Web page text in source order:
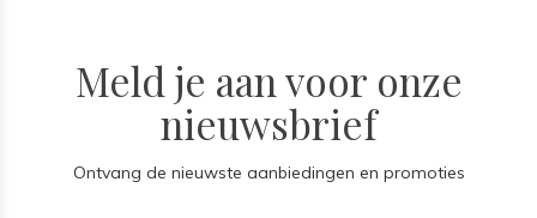
Meld je aan voor onze
nieuwsbrief
Ontvang de nieuwste aanbiedingen en promoties